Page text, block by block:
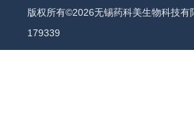
版权所有©2026无锡药科美生物科技
179339